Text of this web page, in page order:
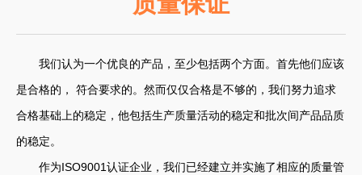
我们认为一个优良的产品，至少包括两个方面。首先他们应该
是合格的， 符合要求的。然而仅仅合格是不够的，我们努力追求
合格基础上的稳定，他包括生产质量活动的稳定和批次间产品品质
的稳定。
作为ISO9001认证企业，我们已经建立并实施了相应的质量管